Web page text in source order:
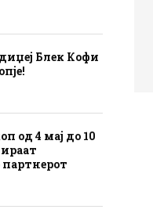
Блек Кофи
од 4 мај до 10